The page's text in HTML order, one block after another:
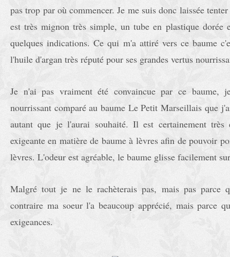
pas trop par où commencer. Je me suis donc laissée
est très mignon très simple, un tube en plastique dorée
quelques indications. Ce qui m'a attiré vers ce baume
l'huile d'argan très réputé pour ses grandes vertus
Je n'ai pas vraiment été convaincue par ce baume,
nourrissant comparé au baume Le Petit Marseillais que
autant que je l'aurai souhaité. Il est certainement
exigeante en matière de baume à lèvres afin de pouvoir
lèvres. L'odeur est agréable, le baume glisse facilement
Malgré tout je ne le rachèterais pas, mais pas parce
contraire ma soeur l'a beaucoup apprécié, mais parce
exigeances.